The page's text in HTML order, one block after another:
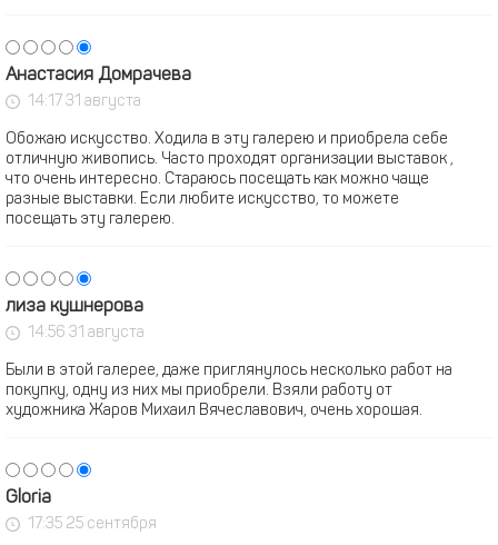
Анастасия Домрачева
14:17 31 августа
Обожаю искусство. Ходила в эту галерею и приобрела себе
отличную живопись. Часто проходят организации выставок ,
что очень интересно. Стараюсь посещать как можно чаще
разные выставки. Если любите искусство, то можете
посещать эту галерею.
лиза кушнерова
14:56 31 августа
Были в этой галерее, даже приглянулось несколько работ на
покупку, одну из них мы приобрели. Взяли работу от
художника Жаров Михаил Вячеславович, очень хорошая.
Gloria
17:35 25 сентября